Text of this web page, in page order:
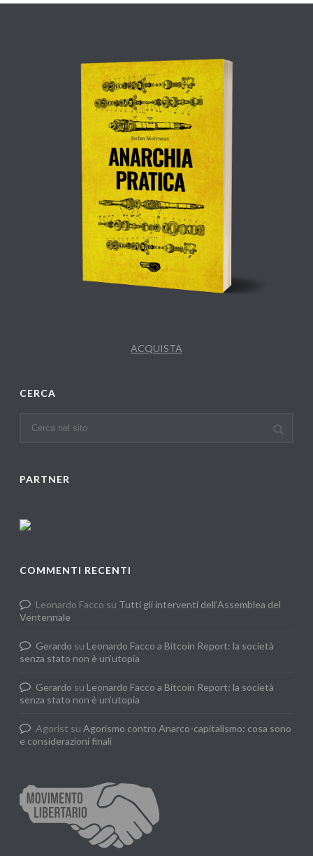
ACQUISTA
CERCA
PARTNER
COMMENTI RECENTI
Leonardo Facco su Tutti gli interventi dell’Assemblea del
Ventennale
Gerardo su Leonardo Facco a Bitcoin Report: la società
senza stato non è un’utopia
Gerardo su Leonardo Facco a Bitcoin Report: la società
senza stato non è un’utopia
Agorist suAgorismo contro Anarco-capitalismo: cosa sono
e considerazioni finali